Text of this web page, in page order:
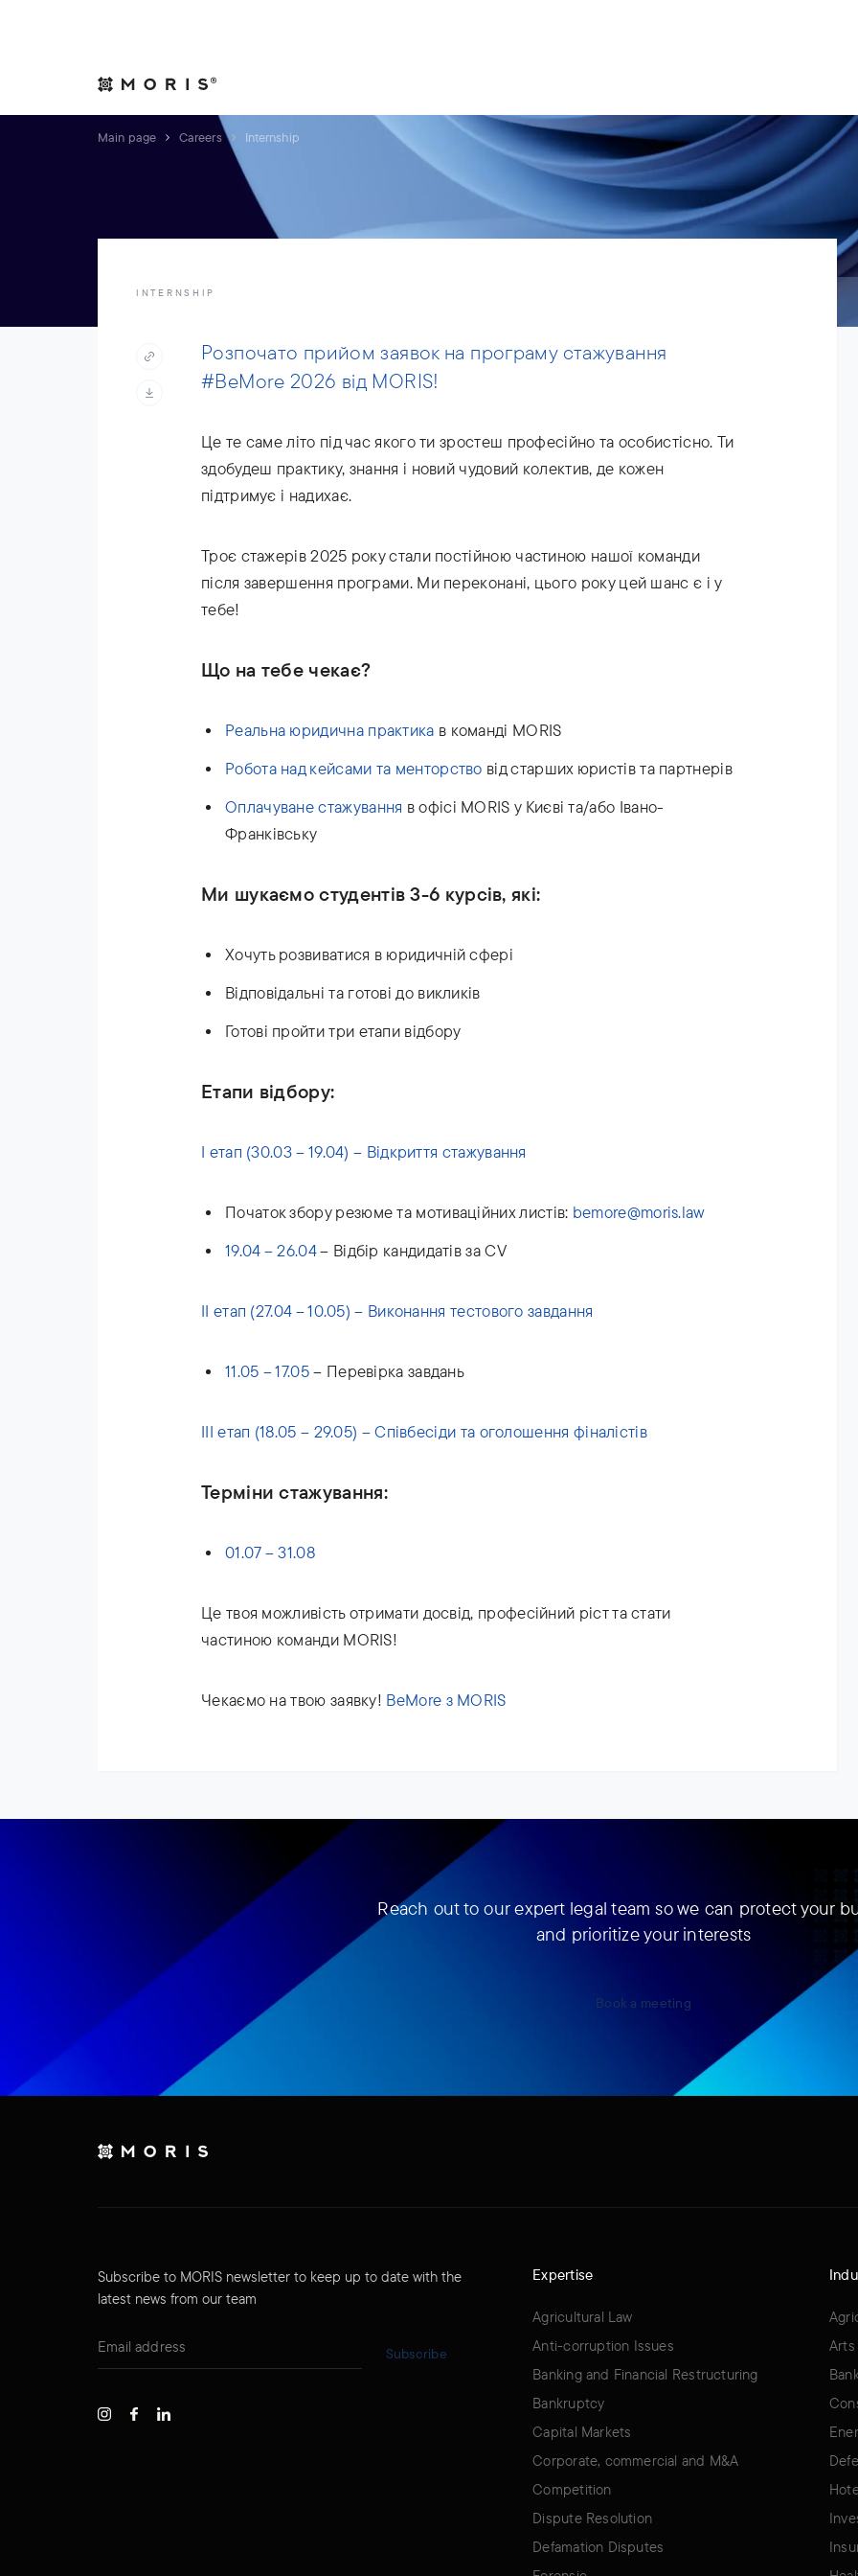
Main page Careers Internship
INTERNSHIP
Розпочато прийом заявок на програму стажування
#BeMore 2026 від MORIS!
Це те саме літо під час якого ти зростеш професійно та особистісно. Ти
здобудеш практику, знання і новий чудовий колектив, де кожен
підтримує і надихає.
Троє стажерів 2025 року стали постійною частиною нашої команди
після завершення програми. Ми переконані, цього року цей шанс є і у
тебе!
Що на тебе чекає?
Реальна юридична практика в команді MORIS
Робота над кейсами та менторство від старших юристів та партнерів
Оплачуване стажування в офісі MORIS у Києві та/або Івано-
Франківську
Ми шукаємо студентів 3-6 курсів, які:
Хочуть розвиватися в юридичній сфері
Відповідальні та готові до викликів
Готові пройти три етапи відбору
Етапи відбору:
І етап (30.03 – 19.04) – Відкриття стажування
Початок збору резюме та мотиваційних листів: bemore@moris.law
19.04 – 26.04– Відбір кандидатів за CV
ІІ етап (27.04 – 10.05) – Виконання тестового завдання
11.05 – 17.05– Перевірка завдань
ІІІ етап (18.05 – 29.05) – Співбесіди та оголошення фіналістів
Терміни стажування:
01.07 – 31.08
Це твоя можливість отримати досвід, професійний ріст та стати
частиною команди MORIS!
Чекаємо на твою заявку! BeMore з MORIS
Reach out to our expert legal team so we can protect your
and prioritize your interests
Book a meeting
Subscribe to MORIS newsletter to keep up to date with the
latest news from our team
Subscribe
Expertise
Agricultural Law
Anti-corruption Issues
Banking and Financial Restructuring
Bankruptcy
Capital Markets
Corporate, commercial and M&A
Competition
Dispute Resolution
Defamation Disputes
Arts